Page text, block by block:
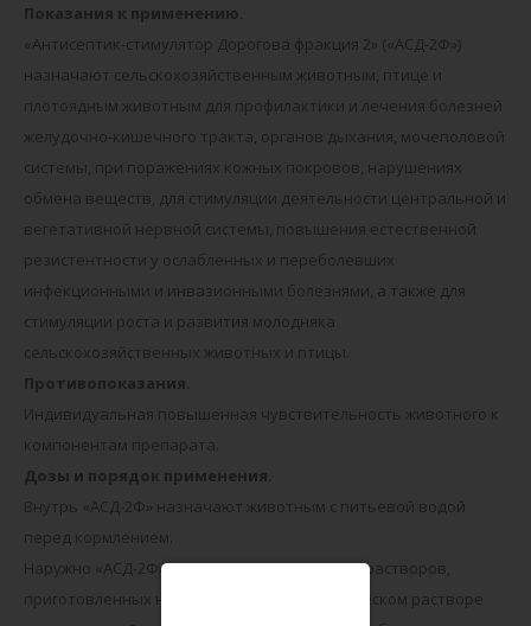
Показания к применению.
«Антисептик-стимулятор Дорогова фракция 2» («АСД-2Ф»)
назначают сельскохозяйственным животным, птице и
плотоядным животным для профилактики и лечения болезней
желудочно-кишечного тракта, органов дыхания, мочеполовой
системы, при поражениях кожных покровов, нарушениях
обмена веществ, для стимуляции деятельности центральной и
вегетативной нервной системы, повышения естественной
резистентности у ослабленных и переболевших
инфекционными и инвазионными болезнями, а также для
стимуляции роста и развития молодняка
сельскохозяйственных животных и птицы.
Противопоказания.
Индивидуальная повышенная чувствительность животного к
компонентам препарата.
Дозы и порядок применения.
Внутрь «АСД-2Ф» назначают животным с питьевой водой
перед кормлением.
Наружно «АСД-2Ф» применяют в виде 2–20% растворов,
приготовленных на стерильном физиологическом растворе